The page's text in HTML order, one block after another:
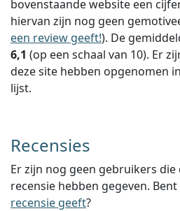
bovenstaande website een
hiervan zijn nog geen
een review geeft!). De
6,1 (op een schaal van 10). Er
deze site hebben opgenomen
lijst.
Recensies
Er zijn nog geen gebruikers die
recensie hebben gegeven.
recensie geeft?